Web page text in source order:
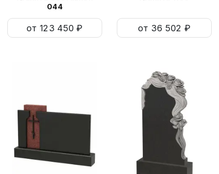
044
от 123 450 ₽ от 36 502 ₽